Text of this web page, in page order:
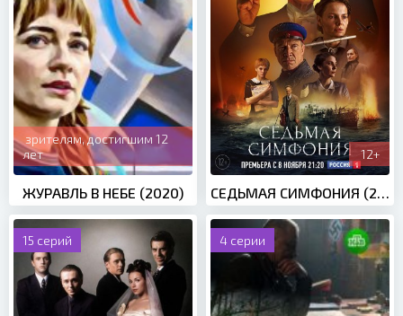
зрителям, достигшим 12
лет
ЖУРАВЛЬ В НЕБЕ (2020)
12+
СЕДЬМАЯ СИМФОНИЯ (2021)
15 серий 4 серии